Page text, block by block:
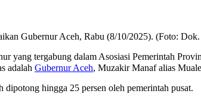
Gubernur Aceh, Rabu (8/10/2025). (Foto:
yang tergabung dalam Asosiasi Pemerintah
adalah Gubernur Aceh, Muzakir Manaf alias
hingga 25 persen oleh pemerintah pusat.